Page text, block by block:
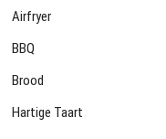
Airfryer
BBQ
Brood
Hartige Taart